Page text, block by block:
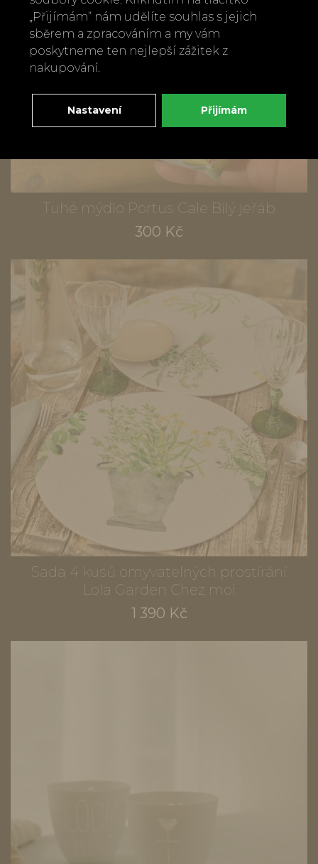
Tuhé mýdlo Portus Cale Bílý jeřáb
300 Kč
Sada 4 kusů omyvatelných prostírání
Lola Garden Chez moi
1 390 Kč
„Přijímám“ nám udělíte souhlas s jejich
sběrem a zpracováním a my vám
poskytneme ten nejlepší zážitek z
nakupování.
Nastavení Přijímám